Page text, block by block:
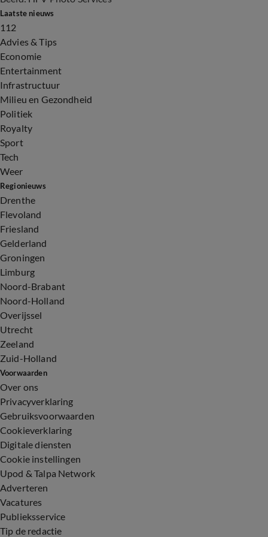
Laatste nieuws
112
Advies & Tips
Economie
Entertainment
Infrastructuur
Milieu en Gezondheid
Politiek
Royalty
Sport
Tech
Weer
Regionieuws
Drenthe
Flevoland
Friesland
Gelderland
Groningen
Limburg
Noord-Brabant
Noord-Holland
Overijssel
Utrecht
Zeeland
Zuid-Holland
Voorwaarden
Over ons
Privacyverklaring
Gebruiksvoorwaarden
Cookieverklaring
Digitale diensten
Cookie instellingen
Upod & Talpa Network
Adverteren
Vacatures
Publieksservice
Tip de redactie